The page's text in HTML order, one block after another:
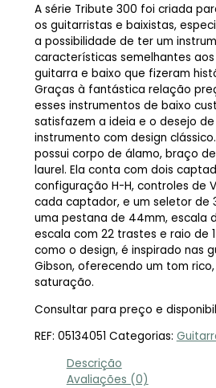
A série Tribute 300 foi criada
os guitarristas e baixistas,
a possibilidade de ter um
características semelhantes
guitarra e baixo que fizeram
Graças à fantástica relação
esses instrumentos de baixo
satisfazem a ideia e o desejo
instrumento com design
possui corpo de álamo, braço
laurel. Ela conta com dois
configuração H-H, controles de
cada captador, e um seletor de
uma pestana de 44mm, escala
escala com 22 trastes e raio de
como o design, é inspirado nas
Gibson, oferecendo um tom
saturação.
Consultar para preço e
REF: 05134051 Categorias:
Descrição
Avaliações (0)